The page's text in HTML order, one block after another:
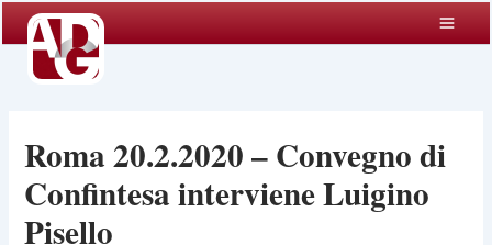
contenuto
Roma 20.2.2020 – Convegno di
Confintesa interviene Luigino
Pisello